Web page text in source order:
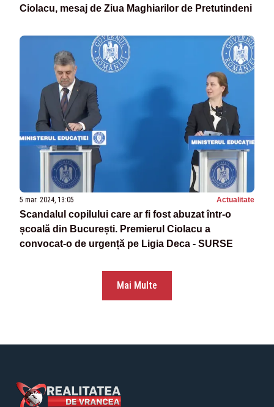
Ciolacu, mesaj de Ziua Maghiarilor de Pretutindeni
5 mar. 2024, 13:05 Actualitate
Scandalul copilului care ar fi fost abuzat într-o
școală din București. Premierul Ciolacu a
convocat-o de urgență pe Ligia Deca - SURSE
Mai Multe